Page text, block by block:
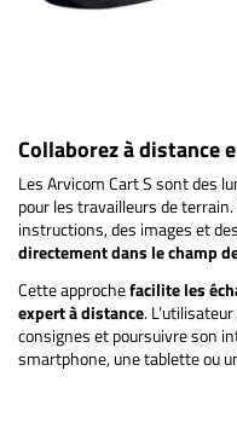
Collaborez à distance
Les Arvicom Cart S sont des
pour les travailleurs de
instructions, des images et
directement dans le champ
Cette approchefacilite les
expert à distance.
consignes et poursuivre son
smartphone, une tablette ou